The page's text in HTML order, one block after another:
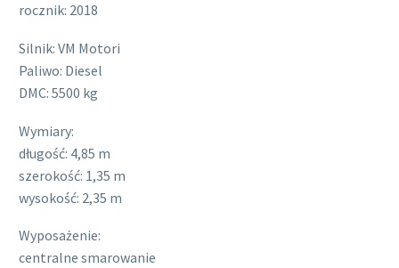
rocznik: 2018
Silnik: VM Motori
Paliwo: Diesel
DMC: 5500 kg
Wymiary:
długość: 4,85 m
szerokość: 1,35 m
wysokość: 2,35 m
Wyposażenie:
centralne smarowanie